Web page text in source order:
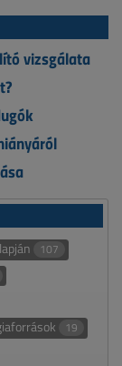
vizsgálata
107
19